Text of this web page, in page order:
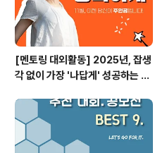
[멘토링 대외활동] 2025년, 잡생
각 없이 가장 '나답게' 성공하는 법